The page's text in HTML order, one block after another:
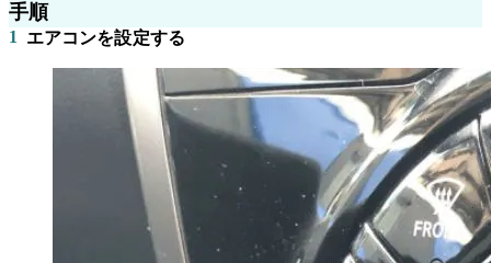
手順
1 エアコンを設定する